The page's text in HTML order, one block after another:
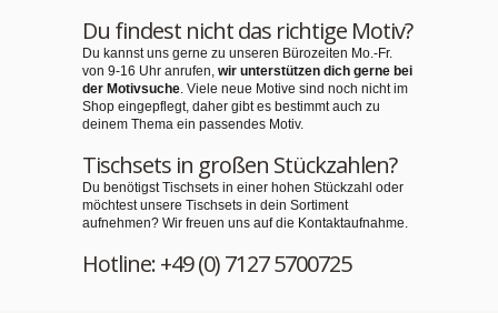
Du findest nicht das richtige Motiv?
Du kannst uns gerne zu unseren Bürozeiten Mo.-Fr.
von 9-16 Uhr anrufen, wir unterstützen dich gerne bei
der Motivsuche. Viele neue Motive sind noch nicht im
Shop eingepflegt, daher gibt es bestimmt auch zu
deinem Thema ein passendes Motiv.
Tischsets in großen Stückzahlen?
Du benötigst Tischsets in einer hohen Stückzahl oder
möchtest unsere Tischsets in dein Sortiment
aufnehmen? Wir freuen uns auf die Kontaktaufnahme.
Hotline: +49 (0) 7127 5700725